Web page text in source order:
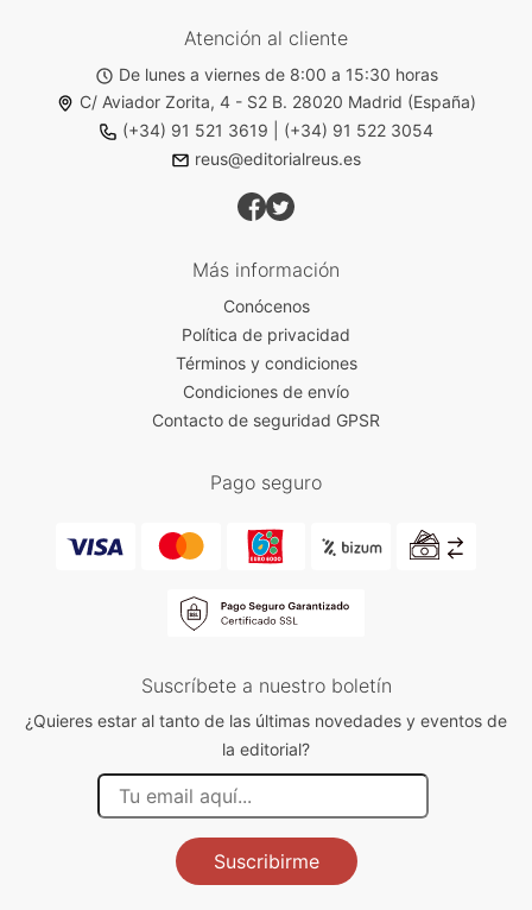
Atención al cliente
De lunes a viernes de 8:00 a 15:30 horas
C/ Aviador Zorita, 4 - S2 B. 28020 Madrid (España)
(+34) 91 521 3619
(+34) 91 522 3054
reus@editorialreus.es
Más información
Conócenos
Política de privacidad
Términos y condiciones
Condiciones de envío
Contacto de seguridad GPSR
Pago seguro
Suscríbete a nuestro boletín
¿Quieres estar al tanto de las últimas novedades y eventos de
la editorial?
Suscribirme